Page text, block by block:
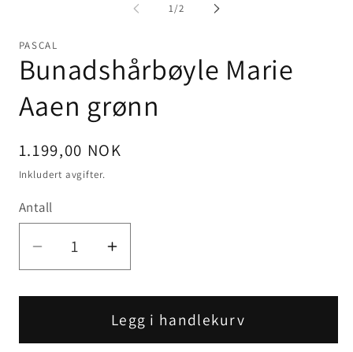
1/av
2
PASCAL
Bunadshårbøyle Marie
Aaen grønn
Vanlig
pris
1.199,00 NOK
Inkludert avgifter.
Antall
Senk
antallet
for
Bunadshårbøyle
Marie
Øk
antallet
for
Bunadshårbøyle
Marie
Legg i handlekurv